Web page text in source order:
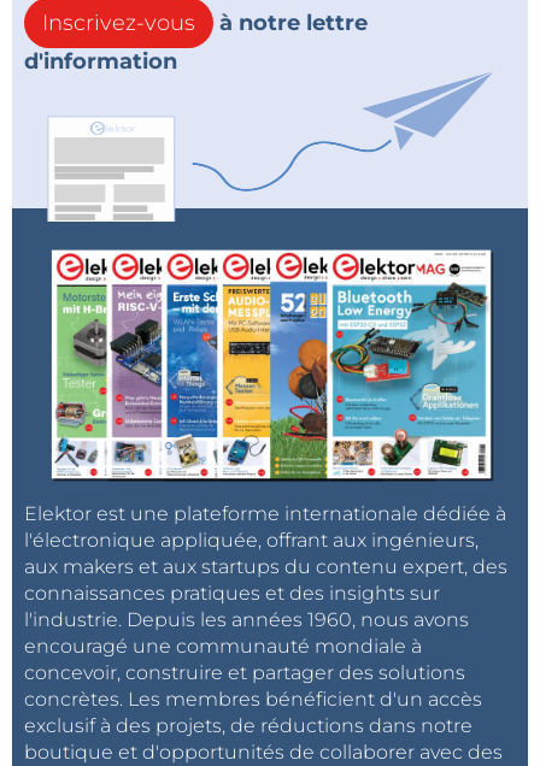
Inscrivez-vous
à notre lettre
d'information
Elektor est une plateforme internationale dédiée à
l'électronique appliquée, offrant aux ingénieurs,
aux makers et aux startups du contenu expert, des
connaissances pratiques et des insights sur
l'industrie. Depuis les années 1960, nous avons
encouragé une communauté mondiale à
concevoir, construire et partager des solutions
concrètes. Les membres bénéficient d'un accès
exclusif à des projets, de réductions dans notre
boutique et d'opportunités de collaborer avec des